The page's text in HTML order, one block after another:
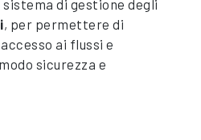
di gestione degli
, per permettere di
ai flussi e
sicurezza e